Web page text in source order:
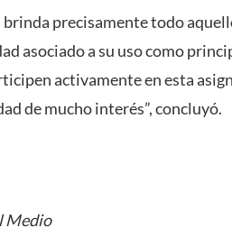
precisamente todo
asociado a su uso como
activamente en esta
de mucho interés”, concluyó.
Medio